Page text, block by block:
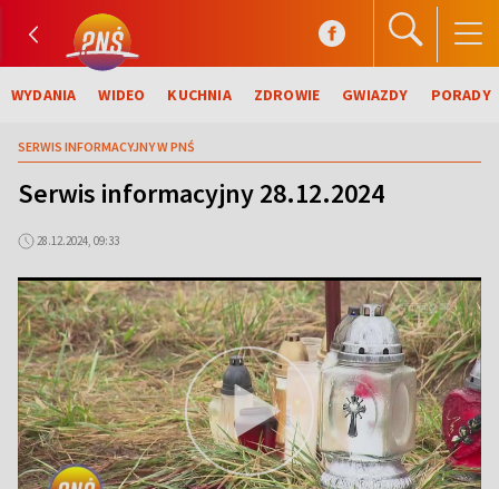
WYDANIA WIDEO KUCHNIA ZDROWIE GWIAZDY PORADY
SERWIS INFORMACYJNY W PNŚ
Serwis informacyjny 28.12.2024
28.12.2024, 09:33